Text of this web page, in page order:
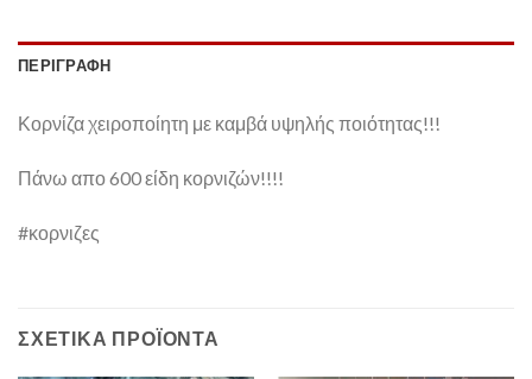
ΠΕΡΙΓΡΑΦΉ
Κορνίζα χειροποίητη με καμβά υψηλής ποιότητας!!!
Πάνω απο 600 είδη κορνιζών!!!!
#κορνιζες
ΣΧΕΤΙΚΆ ΠΡΟΪΌΝΤΑ